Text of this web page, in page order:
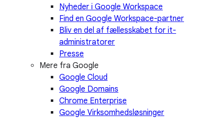
Nyheder i Google Workspace
Find en Google Workspace-partner
Bliv en del af fællesskabet for it-
administratorer
Presse
Mere fra Google
Google Cloud
Google Domains
Chrome Enterprise
Google Virksomhedsløsninger